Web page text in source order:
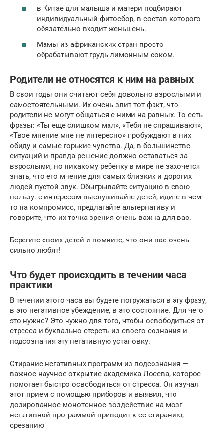
в Китае для малыша и матери подбирают
индивидуальный фитосбор, в состав которого
обязательно входит женьшень.
Мамы из африканских стран просто
обрабатывают грудь лимонным соком.
Родители не относятся к ним на равных
В свои годы они считают себя довольно взрослыми и
самостоятельными. Их очень злит тот факт, что
родители не могут общаться с ними на равных. То есть
фразы: «Ты еще слишком мал», «Тебя не спрашивают»,
«Твое мнение мне не интересно» пробуждают в них
обиду и самые горькие чувства. Да, в большинстве
ситуаций и правда решение должно оставаться за
взрослыми, но никакому ребенку в мире не захочется
знать, что его мнение для самых близких и дорогих
людей пустой звук. Обыгрывайте ситуацию в свою
пользу: с интересом выслушивайте детей, идите в чем-
то на компромисс, предлагайте альтернативу и
говорите, что их точка зрения очень важна для вас.
Берегите своих детей и помните, что они вас очень
сильно любят!
Что будет происходить в течении часа
практики
В течении этого часа вы будете погружаться в эту фразу,
в это негативное убеждение, в это состояние. Для чего
это нужно? Это нужно для того, чтобы освободиться от
стресса и буквально стереть из своего сознания и
подсознания эту негативную установку.
Стирание негативных программ из подсознания —
важное научное открытие академика Лосева, которое
помогает быстро освободиться от стресса. Он изучал
этот прием с помощью приборов и выявил, что
дозированное монотонное воздействие на мозг
негативной программой приводит к ее стиранию,
срезанию